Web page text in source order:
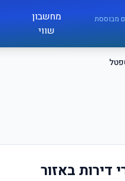
מבוססת
מחשבון
שווי
דירות באזור